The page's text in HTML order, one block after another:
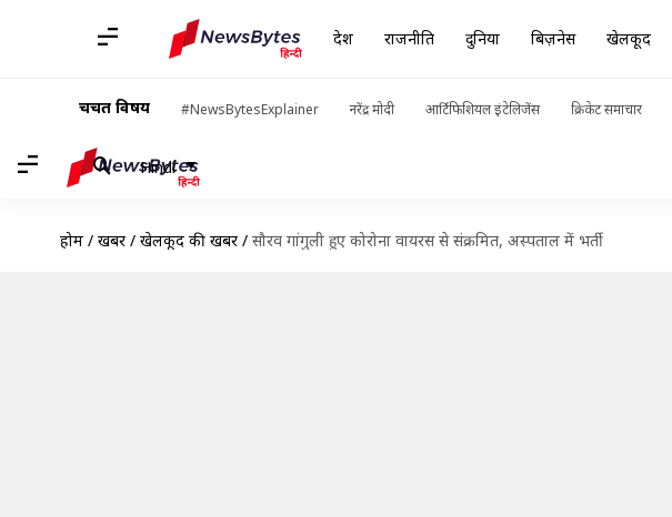
देश राजनीति दुनिया बिज़नेस खेलकूद
चर्चित विषय #NewsBytesExplainer नरेंद्र मोदी आर्टिफिशियल इंटेलिजेंस क्रिकेट समाचार
Hindi
होम / खबरें / खेलकूद की खबरें / सौरव गांगुली हुए कोरोना वायरस से संक्रमित, अस्पताल में भर्ती